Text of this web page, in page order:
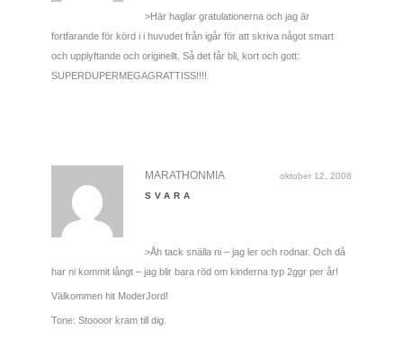
>Här haglar gratulationerna och jag är
fortfarande för körd i i huvudet från igår för att skriva något smart
och upplyftande och originellt. Så det får bli, kort och gott:
SUPERDUPERMEGAGRATTISS!!!!
oktober 12, 2008
MARATHONMIA
SVARA
>Åh tack snälla ni – jag ler och rodnar. Och då
har ni kommit långt – jag blir bara röd om kinderna typ 2ggr per år!
Välkommen hit ModerJord!
Tone: Stoooor kram till dig.